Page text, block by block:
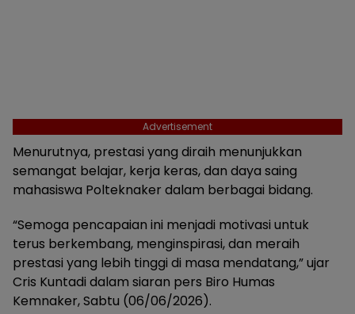
Advertisement
Menurutnya, prestasi yang diraih menunjukkan
semangat belajar, kerja keras, dan daya saing
mahasiswa Polteknaker dalam berbagai bidang.
“Semoga pencapaian ini menjadi motivasi untuk
terus berkembang, menginspirasi, dan meraih
prestasi yang lebih tinggi di masa mendatang,” ujar
Cris Kuntadi dalam siaran pers Biro Humas
Kemnaker, Sabtu (06/06/2026).